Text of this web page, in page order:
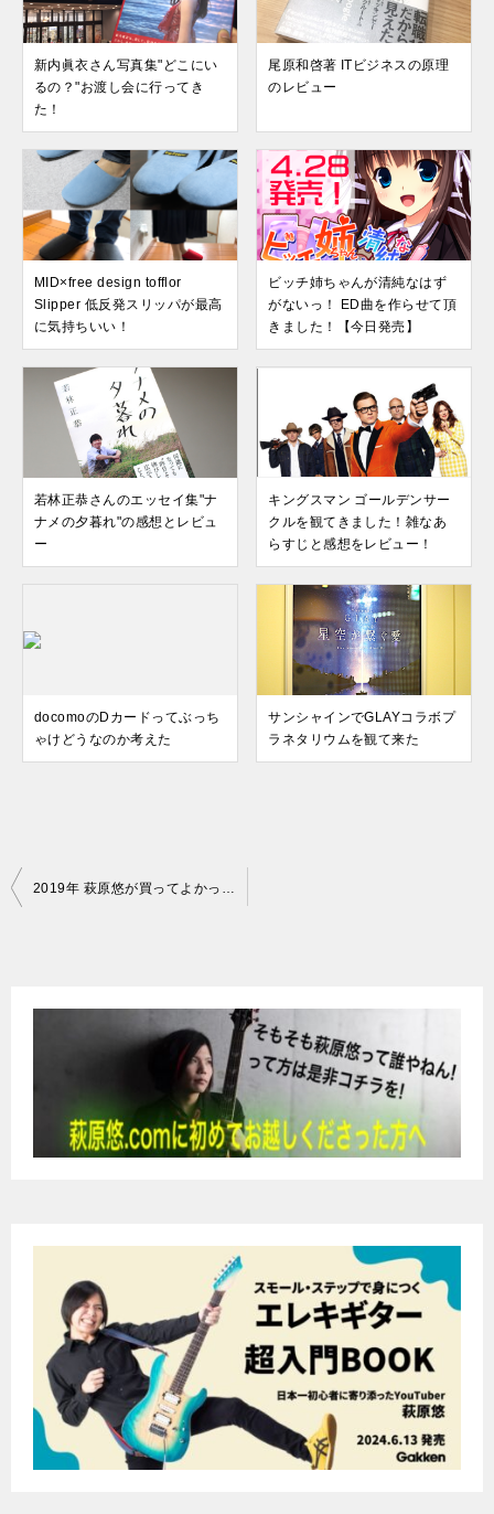
新内眞衣さん写真集"どこにい
るの？"お渡し会に行ってき
た！
尾原和啓著 ITビジネスの原理
のレビュー
MID×free design tofflor
Slipper 低反発スリッパが最高
に気持ちいい！
ビッチ姉ちゃんが清純なはず
がないっ！ ED曲を作らせて頂
きました！【今日発売】
若林正恭さんのエッセイ集"ナ
ナメの夕暮れ"の感想とレビュ
ー
キングスマン ゴールデンサー
クルを観てきました！雑なあ
らすじと感想をレビュー！
docomoのDカードってぶっち
ゃけどうなのか考えた
サンシャインでGLAYコラボプ
ラネタリウムを観て来た
投
2019年 萩原悠が買ってよかったモノまとめ